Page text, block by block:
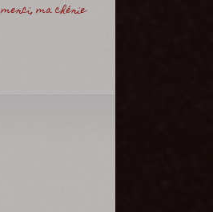
merci, ma chérie